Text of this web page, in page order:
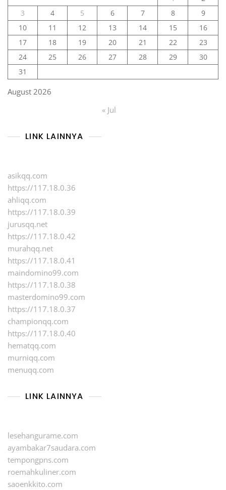
August 2026
3
4 5 6 7 8
9
10
11 12 13 14 15
16
17
18 19 20 21 22
23
24
25 26 27 28 29
30
31
« Jul
LINK LAINNYA
asikqq.com
https://117.18.0.36
ahliqq.com
https://117.18.0.39
jurusqq.net
https://117.18.0.42
murahqq.net
https://117.18.0.41
maindomino99.com
https://117.18.0.38
masterdomino99.com
https://117.18.0.37
championqq.com
https://117.18.0.40
hematqq.com
murniqq.com
menuqq.com
LINK LAINNYA
lesehangurame.com
ayambakar7saudara.com
tempongpns.com
roemahkuliner.com
saoenkkito.com